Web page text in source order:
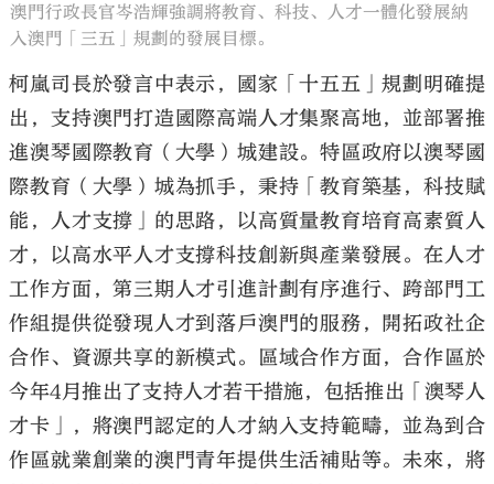
澳門行政長官岑浩輝強調將教育、科技、人才一體化發展納
入澳門「三五」規劃的發展目標。
柯嵐司長於發言中表示，國家「十五五」規劃明確提
出，支持澳門打造國際高端人才集聚高地，並部署推
進澳琴國際教育（大學）城建設。特區政府以澳琴國
際教育（大學）城為抓手，秉持「教育築基，科技賦
能，人才支撐」的思路，以高質量教育培育高素質人
才，以高水平人才支撐科技創新與產業發展。在人才
工作方面，第三期人才引進計劃有序進行、跨部門工
作組提供從發現人才到落戶澳門的服務，開拓政社企
合作、資源共享的新模式。區域合作方面，合作區於
今年4月推出了支持人才若干措施，包括推出「澳琴人
才卡」，將澳門認定的人才納入支持範疇，並為到合
作區就業創業的澳門青年提供生活補貼等。未來，將